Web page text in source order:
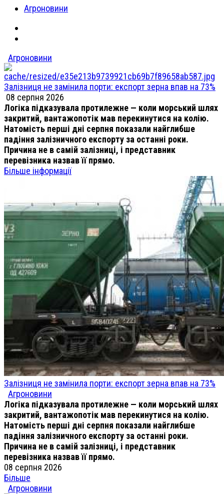
Агроновини
Агроновини
Залізниця не замінила порти: експорт зерна впав на 73%
08 серпня 2026
Логіка підказувала протилежне — коли морський шлях
закритий, вантажопотік мав перекинутися на колію.
Натомість перші дні серпня показали найглибше
падіння залізничного експорту за останні роки.
Причина не в самій залізниці, і представник
перевізника назвав її прямо.
Більше інформації
Залізниця не замінила порти: експорт зерна впав на 73%
Агроновини
Логіка підказувала протилежне — коли морський шлях
закритий, вантажопотік мав перекинутися на колію.
Натомість перші дні серпня показали найглибше
падіння залізничного експорту за останні роки.
Причина не в самій залізниці, і представник
перевізника назвав її прямо.
08 серпня 2026
Більше
Агроновини